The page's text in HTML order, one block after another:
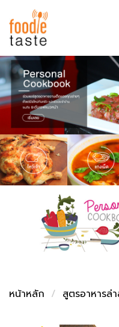
สูตรอาหาร
สูตรอาหารล่าสุด
Top Foodie
พาไปชิม
สารพันก้นครัว
เคล็ดลับน่ารู้
เปรียบเทียบหน่ว
เปรียบเทียบอุณ
เปรียบเทียบน้ำ
FoodPedia
สร้าง Cookbook
หน้าหลัก
สูตรอาหารล่